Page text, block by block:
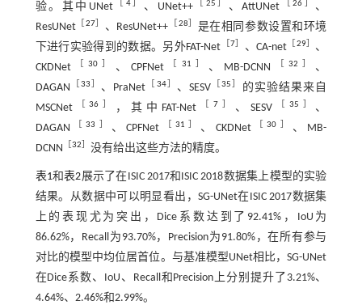
验。其中UNet［ 4］ 、UNet++ ［25］ 、AttUNet ［26
、
ResUNet［ 27］ 、ResUNet++ ［28］ 是在相同参数设置和环境
下进行实验得到的数据。另外FAT-Net
7］ 、CA-net 29］ 、
CKDNet［30 、CPFNet［ 31 、MB-DCNN 32
、
DAGAN
33 、PraNet 34］ 、SESV ［35
的实验结果来自
MSCNet［36 ，其中FAT-Net 7］ 、SESV［ 35
、
DAGAN
［33 、CPFNet 31 、CKDNet［30
、MB-
DCNN
32 没有给出这些方法的精度。
表1和表2展示了在ISIC 2017和ISIC 2018数据集上模型的实验
结果。从数据中可以明显看出，SG-UNet在ISIC 2017数据集
上的表现尤为突出，Dice系数达到了92.41%，IoU为
86.62%，Recall为93.70%，Precision为91.80%，在所有参与
对比的模型中均位居首位。与基准模型UNet相比，SG-UNet
在Dice系数、IoU、Recall和Precision上分别提升了3.21%、
4.64%、2.46%和2.99%。